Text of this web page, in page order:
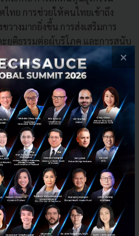
ไทย การช่วยให้คนไทยเข้าถึง
วางมากยิ่งขึ้น การส่งเสริมการ
ะยุติธรรมต่อผูู้บริโภค และการสนับ
ของไทยสามารถแข่งขันได้ใน
เป็นหน่วยงานหลักในการจัดตั้ง
- NFS (ศูนย์ทดสอบและ
พื่อเป็นตัวเร่งสำหรับการพัฒนา
ละเป็นศูนย์บ่มเพาะหลักสำหรับผู้
เป็นหน่วยงานหลักในการสร้าง
นประเทศไทย อันประกอบด้วย ผู้
สถาบันการเงิน, หน่วยงานกำกับ
และคู่ค้าทางธุรกิจอื่น ๆ และการ
Roadmap (แผนพัฒนาอุตสาห
วมกับหน่วยงานหลักที่เกี่ยวข้อง
×